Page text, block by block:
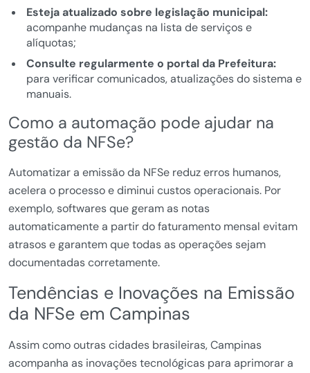
Esteja atualizado sobre legislação municipal:
acompanhe mudanças na lista de serviços e
alíquotas;
Consulte regularmente o portal da Prefeitura:
para verificar comunicados, atualizações do sistema e
manuais.
Como a automação pode ajudar na
gestão da NFSe?
Automatizar a emissão da NFSe reduz erros humanos,
acelera o processo e diminui custos operacionais. Por
exemplo, softwares que geram as notas
automaticamente a partir do faturamento mensal evitam
atrasos e garantem que todas as operações sejam
documentadas corretamente.
Tendências e Inovações na Emissão
da NFSe em Campinas
Assim como outras cidades brasileiras, Campinas
acompanha as inovações tecnológicas para aprimorar a